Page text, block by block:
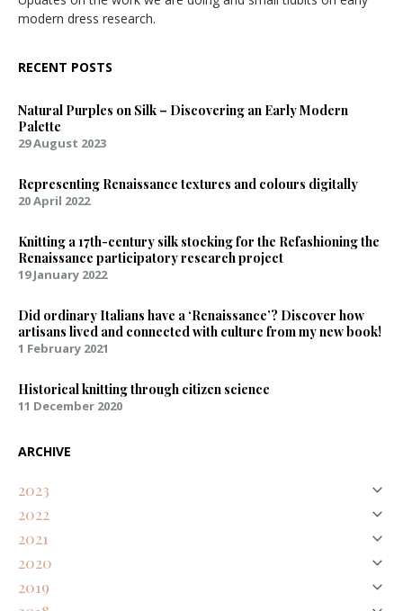
modern dress research.
RECENT POSTS
Natural Purples on Silk – Discovering an Early Modern
Palette
29 August 2023
Representing Renaissance textures and colours digitally
20 April 2022
Knitting a 17th-century silk stocking for the Refashioning the
Renaissance participatory research project
19 January 2022
Did ordinary Italians have a ‘Renaissance’? Discover how
artisans lived and connected with culture from my new book!
1 February 2021
Historical knitting through citizen science
11 December 2020
ARCHIVE
2023
August
Natural Purples on Silk – Discovering an Early Modern Palette
2022
April
Representing Renaissance textures and colours digitally
January
Renaissance participatory research project
2021
February
Did ordinary Italians have a ‘Renaissance’? Discover how artisans
lived and connected with culture from my new book!
2020
December
Historical knitting through citizen science
November
2019